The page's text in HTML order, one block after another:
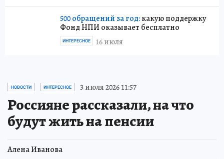
500 обращений за год:какую поддержку
Фонд НПИ оказывает бесплатно
16 июля
ИНТЕРЕСНОЕ
НОВОСТИ ИНТЕРЕСНОЕ 3 июля 2026 11:57
Россияне рассказали, на что
будут жить на пенсии
Алена Иванова